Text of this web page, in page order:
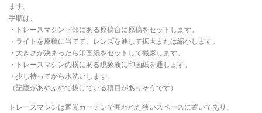
ます。
手順は、
・トレースマシン下部にある原稿台に原稿をセットします。
・ライトを原稿に当てて、レンズを通して拡大または縮小します。
・大きさが決まったら印画紙をセットして撮影します。
・トレースマシンの横にある現象液に印画紙を通します。
・少し待ってから水洗いします。
（記憶があやふやで抜けている項目がありそうです）
トレースマシンは遮光カーテンで囲われた狭いスペースに置いてあり、